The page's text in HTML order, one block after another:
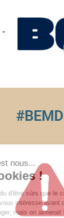
#BEMD